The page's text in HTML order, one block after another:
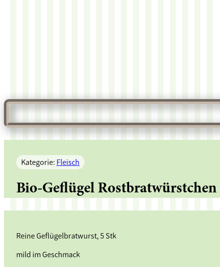
Kategorie: Fleisch
Bio-Geflügel Rostbratwürstchen
Reine Geflügelbratwurst, 5 Stk
mild im Geschmack